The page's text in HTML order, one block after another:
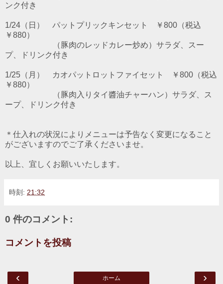
ンク付き
1/24（日） パットプリックキンセット ￥800（税込
￥880）
（豚肉のレッドカレー炒め）サラダ、スー
プ、ドリンク付き
1/25（月） カオパットロットファイセット ￥800（税込
￥880）
（豚肉入りタイ醬油チャーハン）サラダ、ス
ープ、ドリンク付き
＊仕入れの状況によりメニューは予告なく変更になること
がございますのでご了承くださいませ。
以上、宜しくお願いいたします。
時刻: 21:32
0 件のコメント:
コメントを投稿
‹ ›
ホーム